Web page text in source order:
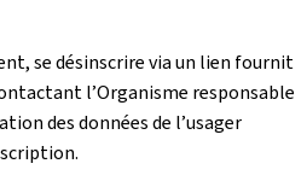
se désinscrire via un lien fournit
l’Organisme responsable
des données de l’usager